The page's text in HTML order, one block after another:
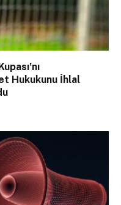
Hukukunu İhlal